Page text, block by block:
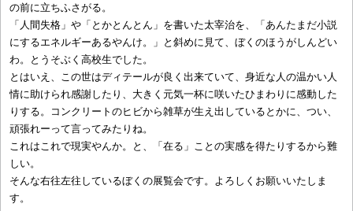
の前に立ちふさがる。
「人間失格」や「とかとんとん」を書いた太宰治を、「あんたまだ小説
にするエネルギーあるやんけ。」と斜めに見て、ぼくのほうがしんどい
わ。とうそぶく高校生でした。
とはいえ、この世はディテールが良く出来ていて、身近な人の温かい人
情に助けられ感謝したり、大きく元気一杯に咲いたひまわりに感動した
りする。コンクリートのヒビから雑草が生え出しているとかに、つい、
頑張れーって言ってみたりね。
これはこれで現実やんか。と、「在る」ことの実感を得たりするから難
しい。
そんな右往左往しているぼくの展覧会です。よろしくお願いいたしま
す。